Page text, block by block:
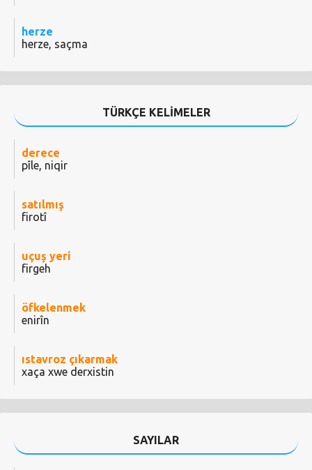
herze
herze, saçma
TÜRKÇE KELİMELER
derece
pîle, niqir
satılmış
firotî
uçuş yeri
firgeh
öfkelenmek
enirîn
ıstavroz çıkarmak
xaça xwe derxistin
SAYILAR